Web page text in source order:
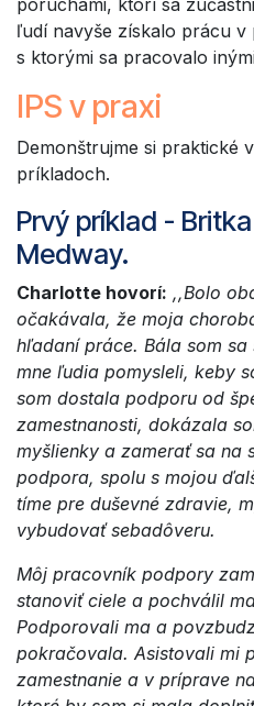
poruchami, ktorí sa
ľudí navyše získalo prácu v
s ktorými sa pracovalo
IPS v praxi
Demonštrujme si praktické
príkladoch.
Prvý príklad - Britka
Medway.
Charlotte hovorí: ,,Bolo
očakávala, že moja
hľadaní práce. Bála som
mne ľudia pomysleli, keby
som dostala podporu od
zamestnanosti, dokázala
myšlienky a zamerať sa na
podpora, spolu s mojou
tíme pre duševné zdravie,
vybudovať sebadôveru.
Môj pracovník podpory
stanoviť ciele a pochválil
Podporovali ma a
pokračovala. Asistovali mi
zamestnanie a v príprave